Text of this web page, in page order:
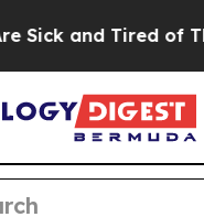
and Tired of This